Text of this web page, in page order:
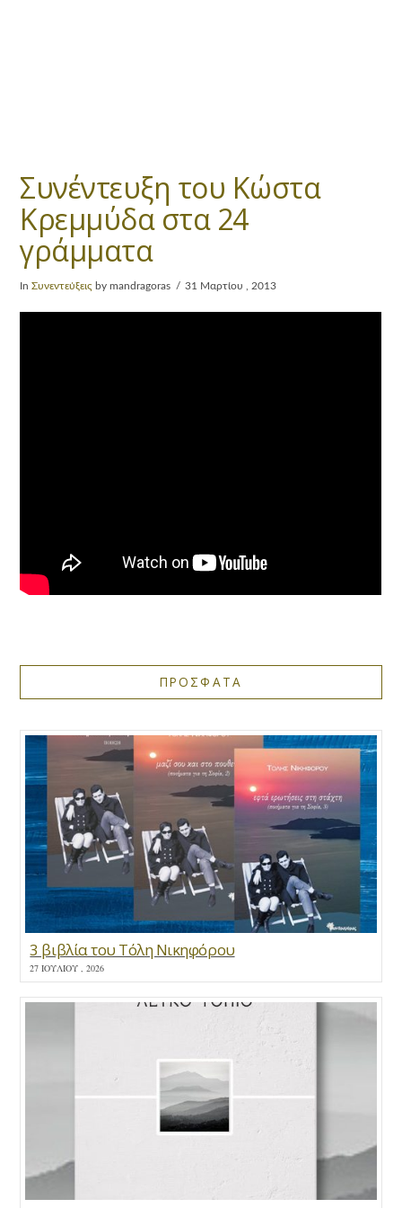
Συνέντευξη του Κώστα
Κρεμμύδα στα 24
γράμματα
InΣυνεντεύξεις by mandragoras 31 Μαρτίου , 2013
ΠΡΟΣΦΑΤΑ
3 βιβλία του Τόλη Νικηφόρου
27 ΙΟΥΛΊΟΥ , 2026